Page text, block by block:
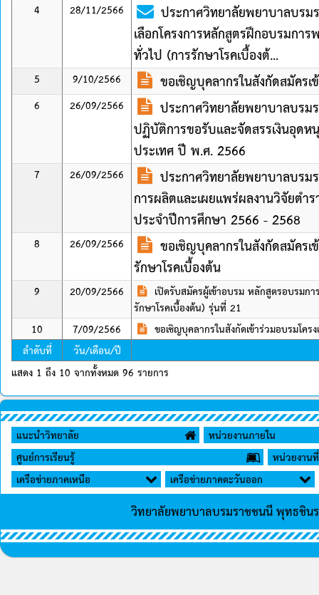
ลำดับที่ วัน/เดือน/ปี
4 28/11/2566
ประกาศวิทยาลัยพยาบาลบรม
เลือกโครงการหลักสูตรฝึกอบรมกา
ทั่วไป (การรักษาโรคเบื้องต้...
5 9/10/2566 ขอเชิญบุคลากรในสังกัดสมัคร
6 26/09/2566
ประกาศวิทยาลัยพยาบาลบรม
ปฏิบัติการขอรับและจัดสรรเงินอุดห
ประเทศ ปี พ.ศ. 2566
7 26/09/2566
ประกาศวิทยาลัยพยาบาลบรม
การผลิตและเผยแพร่ผลงานวิจัยตำ
ประจำปีการศึกษา 2566 - 2568
8 26/09/2566
ขอเชิญบุคลากรในสังกัดสมัคร
รักษาโรคเบื้องต้น
9 20/09/2566
เปิดรับสมัครผู้เข้าอบรม หลักสูตรอบรมก
รักษาโรคเบื้องต้น) รุ่นที่ 21
10
7/09/2566 ขอเชิญบุคลากรในสังกัดเข้าร่วมอบรมโค
แสดง 1 ถึง 10 จากทั้งหมด 96 รายการ
แนะนำวิทยาลัย
หน่วยงานภายใน
ศูนย์การเรียนรู้
หน่วยงาน
เครือข่ายภาคเหนือ
เครือข่ายภาคตะวันออก
วิทยาลัยพยาบาลบรมราชชนนี พุทธชิน